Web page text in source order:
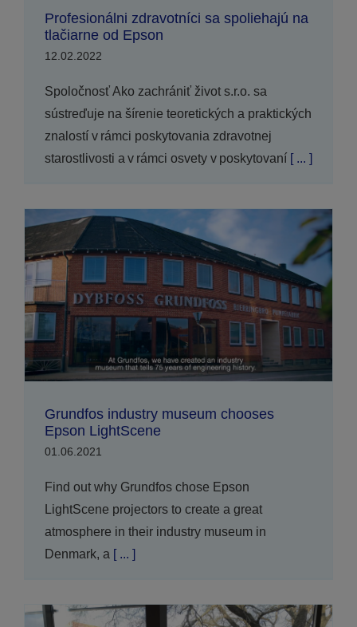
Profesionálni zdravotníci sa spoliehajú na
tlačiarne od Epson
12.02.2022
Spoločnosť Ako zachrániť život s.r.o. sa
sústreďuje na šírenie teoretických a praktických
znalostí v rámci poskytovania zdravotnej
starostlivosti a v rámci osvety v poskytovaní[ ... ]
Grundfos industry museum chooses
Epson LightScene
01.06.2021
Find out why Grundfos chose Epson
LightScene projectors to create a great
atmosphere in their industry museum in
Denmark, a [ ... ]